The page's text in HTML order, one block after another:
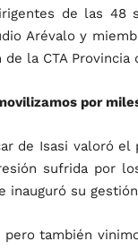
de las 48
Arévalo y
la CTA Provincia
por
de Isasi valoró
sufrida por
inauguró su
pero también